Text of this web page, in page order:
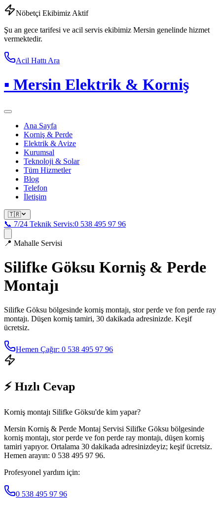
Nöbetçi Ekibimiz Aktif
Şu an gece tarifesi ve acil servis ekibimiz Mersin genelinde hizmet
vermektedir.
Acil Hattı Ara
▪ Mersin Elektrik & Korniş
Ana Sayfa
Korniş & Perde
Elektrik & Avize
Kurumsal
Teknoloji & Solar
Tüm Hizmetler
Blog
Telefon
İletişim
🇹🇷
📞 7/24 Teknik Servis:0 538 495 97 96
📍 Mahalle Servisi
Silifke Göksu Korniş & Perde
Montajı
Silifke Göksu bölgesinde korniş montajı, stor perde ve fon perde ray
montajı. Düşen korniş tamiri, 30 dakikada adresinizde. Keşif
ücretsiz.
Hemen Çağır: 0 538 495 97 96
⚡ Hızlı Cevap
Korniş montajı Silifke Göksu'de kim yapar?
Mersin Korniş & Perde Montaj Servisi Silifke Göksu bölgesinde
korniş montajı, stor perde ve fon perde ray montajı, düşen korniş
tamiri yapıyor. Ortalama 30 dakikada adresinizdeyiz; keşif ücretsiz.
Hemen arayın: 0 538 495 97 96.
Profesyonel yardım için:
0 538 495 97 96